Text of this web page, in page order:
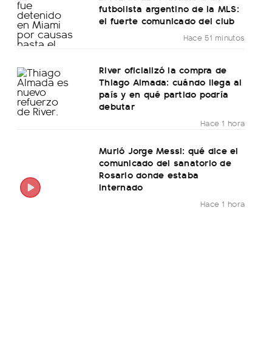
futbolista argentino de la MLS:
el fuerte comunicado del club
Hace 51 minutos
River oficializó la compra de
Thiago Almada: cuándo llega al
país y en qué partido podría
debutar
Hace 1 hora
Murió Jorge Messi: qué dice el
comunicado del sanatorio de
Rosario donde estaba
internado
Hace 1 hora